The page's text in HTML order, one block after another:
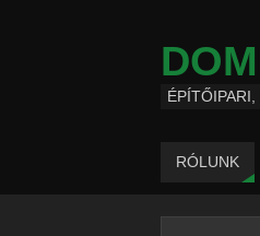
RÓLUNK